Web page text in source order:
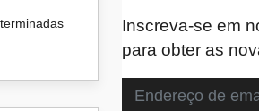
Inscreva-se em
para obter as